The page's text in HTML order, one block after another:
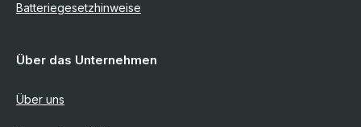
Batteriegesetzhinweise
Über das Unternehmen
Über uns